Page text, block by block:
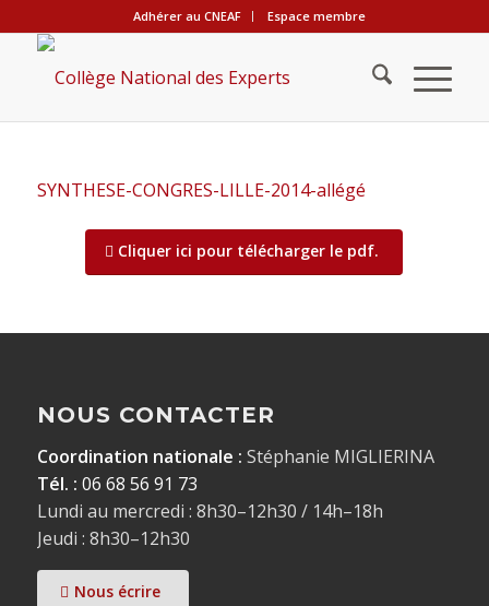
Adhérer au CNEAF Espace membre
SYNTHESE-CONGRES-LILLE-2014-allégé
Cliquer ici pour télécharger le pdf.
NOUS CONTACTER
Coordination nationale : Stéphanie MIGLIERINA
Tél. : 06 68 56 91 73
Lundi au mercredi : 8h30–12h30 / 14h–18h
Jeudi : 8h30–12h30
Nous écrire